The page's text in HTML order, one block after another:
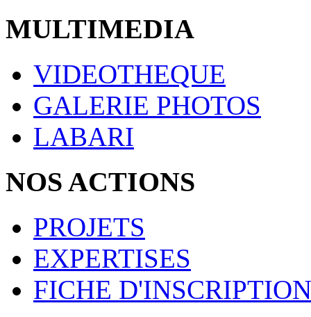
MULTIMEDIA
VIDEOTHEQUE
GALERIE PHOTOS
LABARI
NOS ACTIONS
PROJETS
EXPERTISES
FICHE D'INSCRIPTION